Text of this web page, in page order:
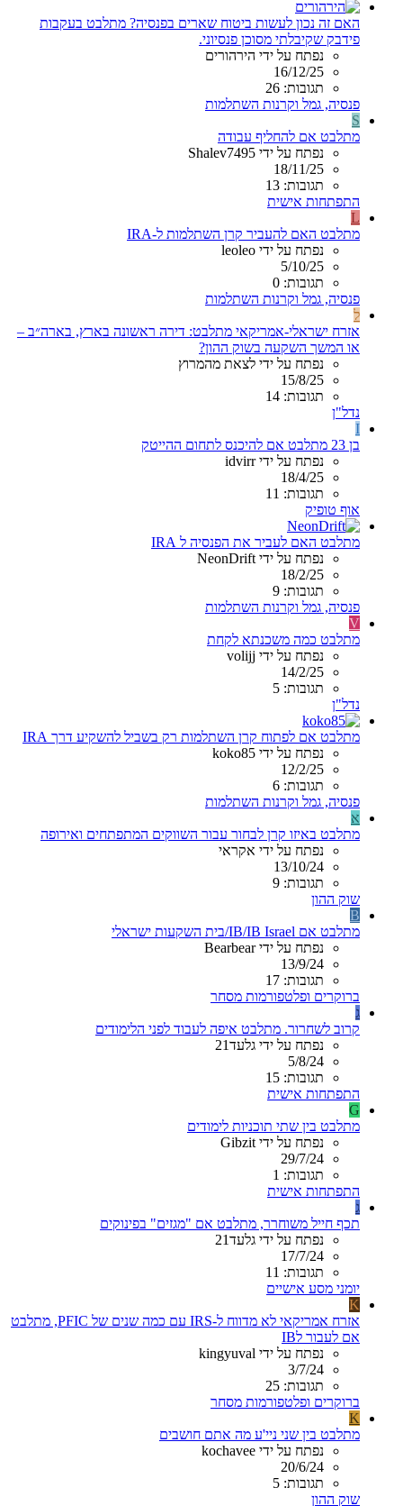
האם זה נכון לעשות ביטוח שארים בפנסיה? מתלבט בעקבות
פידבק שקיבלתי מסוכן פנסיוני.
נפתח על ידי הירהורים
16/12/25
תגובות: 26
פנסיה, גמל וקרנות השתלמות
S
מתלבט אם להחליף עבודה
נפתח על ידי Shalev7495
18/11/25
תגובות: 13
התפתחות אישית
L
מתלבט האם להעביר קרן השתלמות ל-IRA
נפתח על ידי leoleo
5/10/25
תגובות: 0
פנסיה, גמל וקרנות השתלמות
ל
אזרח ישראלי-אמריקאי מתלבט: דירה ראשונה בארץ, בארה״ב –
או המשך השקעה בשוק ההון?
נפתח על ידי לצאת מהמרוץ
15/8/25
תגובות: 14
נדל"ן
I
בן 23 מתלבט אם להיכנס לתחום ההייטק
נפתח על ידי idvirr
18/4/25
תגובות: 11
אוף טופיק
מתלבט האם לעביר את הפנסיה ל IRA
נפתח על ידי NeonDrift
18/2/25
תגובות: 9
פנסיה, גמל וקרנות השתלמות
V
מתלבט כמה משכנתא לקחת
נפתח על ידי volijj
14/2/25
תגובות: 5
נדל"ן
מתלבט אם לפתוח קרן השתלמות רק בשביל להשקיע דרך IRA
נפתח על ידי koko85
12/2/25
תגובות: 6
פנסיה, גמל וקרנות השתלמות
א
מתלבט באיזו קרן לבחור עבור השווקים המתפתחים ואירופה
נפתח על ידי אקראי
13/10/24
תגובות: 9
שוק ההון
B
מתלבט אם IB/IB Israel/בית השקעות ישראלי
נפתח על ידי Bearbear
13/9/24
תגובות: 17
ברוקרים ופלטפורמות מסחר
ג
קרוב לשחרור. מתלבט איפה לעבוד לפני הלימודים
נפתח על ידי גלעד21
5/8/24
תגובות: 15
התפתחות אישית
G
מתלבט בין שתי תוכניות לימודים
נפתח על ידי Gibzit
29/7/24
תגובות: 1
התפתחות אישית
ג
תכף חייל משוחרר, מתלבט אם "מגזים" בפינוקים
נפתח על ידי גלעד21
17/7/24
תגובות: 11
יומני מסע אישיים
K
אזרח אמריקאי לא מדווח ל-IRS עם כמה שנים של PFIC, מתלבט
אם לעבור לIB
נפתח על ידי kingyuval
3/7/24
תגובות: 25
ברוקרים ופלטפורמות מסחר
K
מתלבט בין שני ניי'ע מה אתם חושבים
נפתח על ידי kochavee
20/6/24
תגובות: 5
שוק ההון